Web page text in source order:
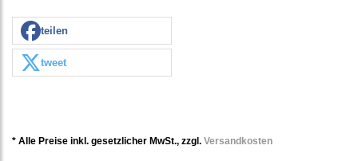
teilen
tweet
* Alle Preise inkl. gesetzlicher MwSt., zzgl. Versandkosten